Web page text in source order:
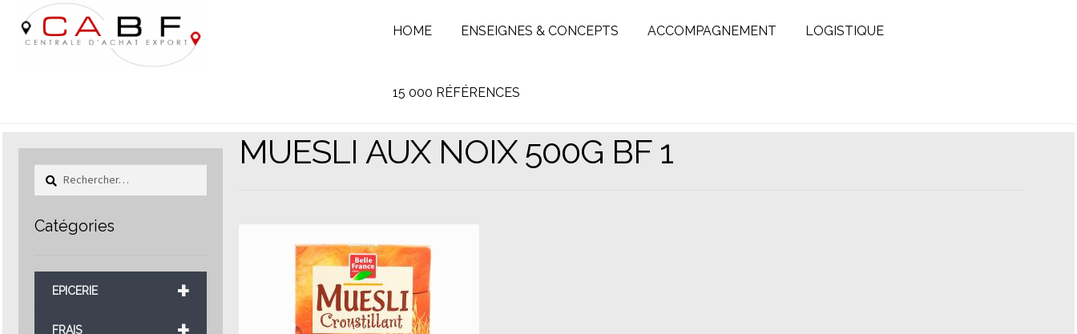
Aller
à
la
Aller
au
contenu
HOME ENSEIGNES & CONCEPTS ACCOMPAGNEMENT LOGISTIQUE
15 000 RÉFÉRENCES
MUESLI AUX NOIX 500G BF 1
Rechercher :
Catégories
+
EPICERIE
FRAIS